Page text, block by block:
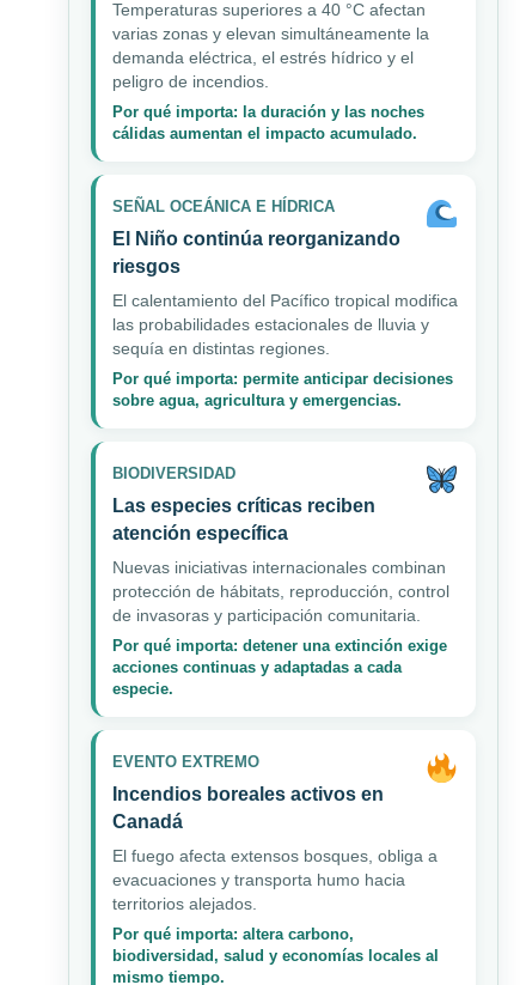
Temperaturas superiores a 40 °C afectan
varias zonas y elevan simultáneamente la
demanda eléctrica, el estrés hídrico y el
peligro de incendios.
Por qué importa: la duración y las noches
cálidas aumentan el impacto acumulado.
SEÑAL OCEÁNICA E HÍDRICA
El Niño continúa reorganizando
riesgos
El calentamiento del Pacífico tropical modifica
las probabilidades estacionales de lluvia y
sequía en distintas regiones.
Por qué importa: permite anticipar decisiones
sobre agua, agricultura y emergencias.
BIODIVERSIDAD
Las especies críticas reciben
atención específica
Nuevas iniciativas internacionales combinan
protección de hábitats, reproducción, control
de invasoras y participación comunitaria.
Por qué importa: detener una extinción exige
acciones continuas y adaptadas a cada
especie.
EVENTO EXTREMO
Incendios boreales activos en
Canadá
El fuego afecta extensos bosques, obliga a
evacuaciones y transporta humo hacia
territorios alejados.
Por qué importa: altera carbono,
biodiversidad, salud y economías locales al
mismo tiempo.